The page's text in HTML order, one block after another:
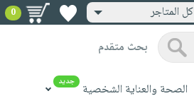
كل المتاجر 0
بحث متقدم
الصحة والعناية الشخصية جديد